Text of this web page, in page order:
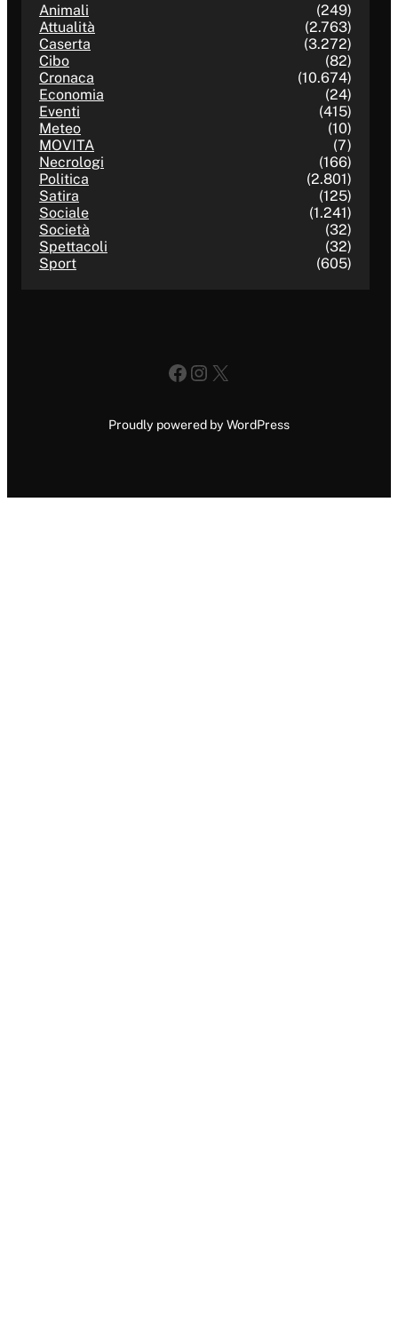
Animali
(249)
Attualità
(2.763)
Caserta
(3.272)
Cibo
(82)
Cronaca
(10.674)
Economia
(24)
Eventi
(415)
Meteo
(10)
MOVITA
(7)
Necrologi
(166)
Politica
(2.801)
Satira
(125)
Sociale
(1.241)
Società
(32)
Spettacoli
(32)
Sport
(605)
Facebook
Instagram
X
Proudly powered by WordPress